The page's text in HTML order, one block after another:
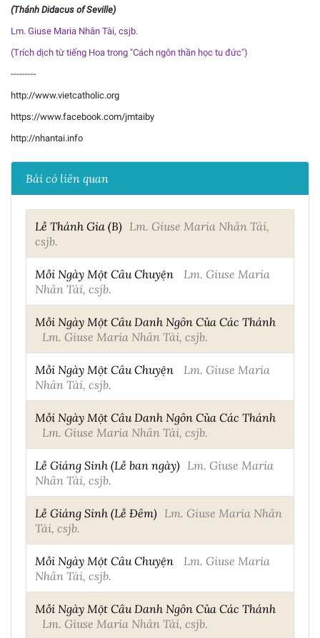
(Thánh Didacus of Seville)
Lm. Giuse Maria Nhân Tài, csjb.
(Trích dịch từ tiếng Hoa trong "Cách ngôn thần học tu đức")
---------
http://www.vietcatholic.org
https://www.facebook.com/jmtaiby
http://nhantai.info
Bài có liên quan
Lễ Thánh Gia (B) Lm. Giuse Maria Nhân Tài,
csjb.
Mỗi Ngày Một Câu Chuyện
Lm. Giuse Maria
Nhân Tài, csjb.
Mỗi Ngày Một Câu Danh Ngôn Của Các Thánh
Lm. Giuse Maria Nhân Tài, csjb.
Mỗi Ngày Một Câu Chuyện
Lm. Giuse Maria
Nhân Tài, csjb.
Mỗi Ngày Một Câu Danh Ngôn Của Các Thánh
Lm. Giuse Maria Nhân Tài, csjb.
Lễ Giáng Sinh (Lễ ban ngày) Lm. Giuse Maria
Nhân Tài, csjb.
Lễ Giáng Sinh (Lễ Đêm) Lm. Giuse Maria Nhân
Tài, csjb.
Mỗi Ngày Một Câu Chuyện
Lm. Giuse Maria
Nhân Tài, csjb.
Mỗi Ngày Một Câu Danh Ngôn Của Các Thánh
Lm. Giuse Maria Nhân Tài, csjb.